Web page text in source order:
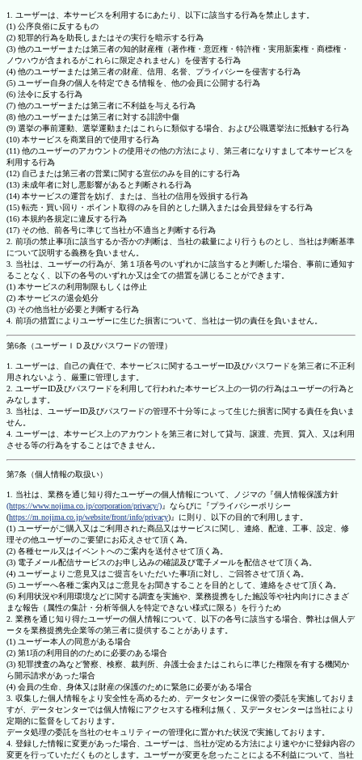
1. ユーザーは、本サービスを利用するにあたり、以下に該当する行為を禁止します。
(1) 公序良俗に反するもの
(2) 犯罪的行為を助長しまたはその実行を暗示する行為
(3) 他のユーザーまたは第三者の知的財産権（著作権・意匠権・特許権・実用新案権・商標権・
ノウハウが含まれるがこれらに限定されません）を侵害する行為
(4) 他のユーザーまたは第三者の財産、信用、名誉、プライバシーを侵害する行為
(5) ユーザー自身の個人を特定できる情報を、他の会員に公開する行為
(6) 法令に反する行為
(7) 他のユーザーまたは第三者に不利益を与える行為
(8) 他のユーザーまたは第三者に対する誹謗中傷
(9) 選挙の事前運動、選挙運動またはこれらに類似する場合、および公職選挙法に抵触する行為
(10) 本サービスを商業目的で使用する行為
(11) 他のユーザーのアカウントの使用その他の方法により、第三者になりすまして本サービスを
利用する行為
(12) 自己または第三者の営業に関する宣伝のみを目的にする行為
(13) 未成年者に対し悪影響があると判断される行為
(14) 本サービスの運営を妨げ、または、当社の信用を毀損する行為
(15) 転売・買い回り・ポイント取得のみを目的とした購入または会員登録をする行為
(16) 本規約各規定に違反する行為
(17) その他、前各号に準じて当社が不適当と判断する行為
2. 前項の禁止事項に該当するか否かの判断は、当社の裁量により行うものとし、当社は判断基準
について説明する義務を負いません。
3. 当社は、ユーザーの行為が、第１項各号のいずれかに該当すると判断した場合、事前に通知す
ることなく、以下の各号のいずれか又は全ての措置を講じることができます。
(1) 本サービスの利用制限もしくは停止
(2) 本サービスの退会処分
(3) その他当社が必要と判断する行為
4. 前項の措置によりユーザーに生じた損害について、当社は一切の責任を負いません。
第6条（ユーザーＩＤ及びパスワードの管理）
1. ユーザーは、自己の責任で、本サービスに関するユーザーID及びパスワードを第三者に不正利
用されないよう、厳重に管理します。
2. ユーザーID及びパスワードを利用して行われた本サービス上の一切の行為はユーザーの行為と
みなします。
3. 当社は、ユーザーID及びパスワードの管理不十分等によって生じた損害に関する責任を負いま
せん。
4. ユーザーは、本サービス上のアカウントを第三者に対して貸与、譲渡、売買、質入、又は利用
させる等の行為をすることはできません。
第7条（個人情報の取扱い）
1. 当社は、業務を通じ知り得たユーザーの個人情報について、ノジマの『個人情報保護方針
(https://www.nojima.co.jp/corporation/privacy/)』ならびに『プライバシーポリシー
(https://m.nojima.co.jp/website/front/info/privacy)』に則り、以下の目的で利用します。
(1) ユーザーがご購入又はご利用された商品又はサービスに関し、連絡、配達、工事、設定、修
理その他ユーザーのご要望にお応えさせて頂く為。
(2) 各種セール又はイベントへのご案内を送付させて頂く為。
(3) 電子メール配信サービスのお申し込みの確認及び電子メールを配信させて頂く為。
(4) ユーザーよりご意見又はご提言をいただいた事項に対し、ご回答させて頂く為。
(5) ユーザーへ各種ご案内又はご意見をお聞きすることを目的として、連絡をさせて頂く為。
(6) 利用状況や利用環境などに関する調査を実施や、業務提携をした施設等や社内向けにさまざ
まな報告（属性の集計・分析等個人を特定できない様式に限る）を行うため
2. 業務を通じ知り得たユーザーの個人情報について、以下の各号に該当する場合、弊社は個人デ
ータを業務提携先企業等の第三者に提供することがあります。
(1) ユーザー本人の同意がある場合
(2) 第1項の利用目的のために必要のある場合
(3) 犯罪捜査の為など警察、検察、裁判所、弁護士会またはこれらに準じた権限を有する機関か
ら開示請求があった場合
(4) 会員の生命、身体又は財産の保護のために緊急に必要がある場合
3. 収集した個人情報をより安全性を高めるため、データセンターに保管の委託を実施しておりま
すが、データセンターでは個人情報にアクセスする権利は無く、又データセンターは当社により
定期的に監督をしております。
データ処理の委託を当社のセキュリティーの管理化に置かれた状況で実施しております。
4. 登録した情報に変更があった場合、ユーザーは、当社が定める方法により速やかに登録内容の
変更を行っていただくものとします。ユーザーが変更を怠ったことによる不利益について、当社